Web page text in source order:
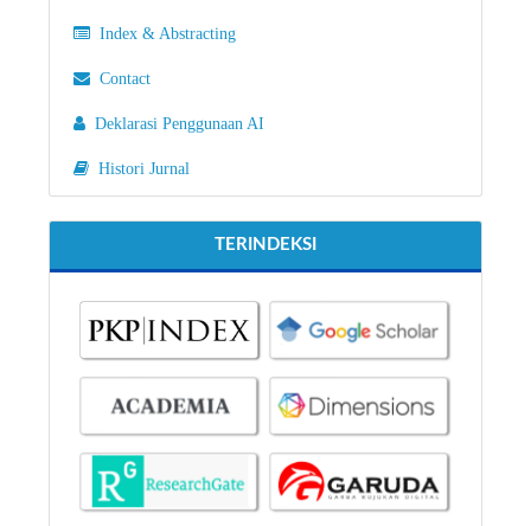
Index & Abstracting
Contact
Deklarasi Penggunaan AI
Histori Jurnal
TERINDEKSI